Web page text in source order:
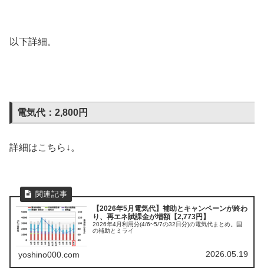
以下詳細。
電気代：2,800円
詳細はこちら↓。
【2026年5月電気代】補助とキャンペーンが終わ
り、再エネ賦課金が増額【2,773円】
2026年4月利用分(4/6~5/7の32日分)の電気代まとめ。国
の補助とミライ
yoshino000.com 2026.05.19